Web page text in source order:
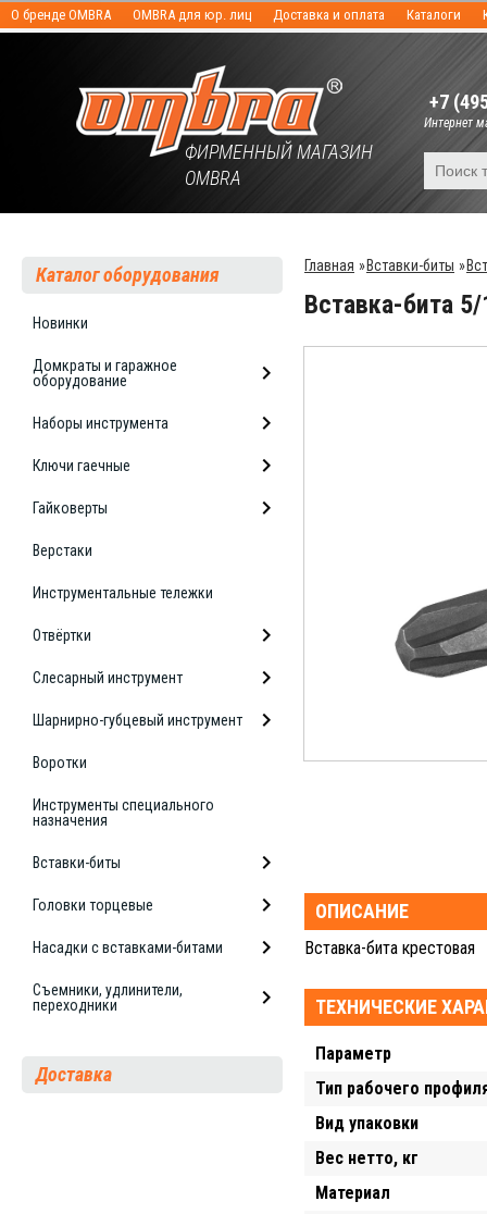
О бренде OMBRA OMBRA для юр. лиц Доставка и оплата Каталоги
ФИРМЕННЫЙ МАГАЗИН
OMBRA
+7
Интернет
Каталог оборудования
Новинки
Домкраты и гаражное
оборудование
Наборы инструмента
Ключи гаечные
Гайковерты
Верстаки
Инструментальные тележки
Отвёртки
Слесарный инструмент
Шарнирно-губцевый инструмент
Воротки
Инструменты специального
назначения
Вставки-биты
Головки торцевые
Насадки с вставками-битами
Съемники, удлинители,
переходники
Доставка
Главная »Вставки-биты »
Вставка-бита
ОПИСАНИЕ
Вставка-бита крестовая
ТЕХНИЧЕСКИЕ
Параметр
Тип рабочего
Вид упаковки
Вес нетто, кг
Материал